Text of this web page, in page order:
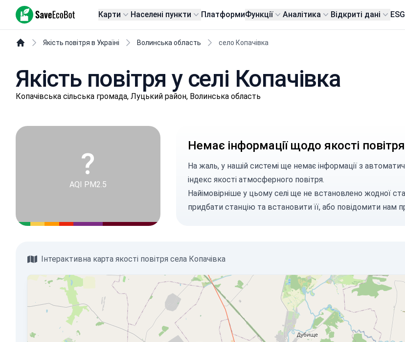
SaveEcoBot Карти Населені пункти ПлатформиФункції Аналітика Відкриті дані ESG
Якість повітря в Україні Волинська область село Копачівка
Якість повітря у селі Копачівка
Кoпaчівськa сільська громада, Луцький район, Волинська область
?
AQI PM2.5
Немає інформації щодо якості повітря
На жаль, у нашій системі ще немає інформації з
індекс якості атмосферного повітря.
Найімовірніше у цьому селі ще не встановлено жодної
придбати станцію та встановити її, або повідомити нам
Інтерактивна карта якості повітря села Копачівка